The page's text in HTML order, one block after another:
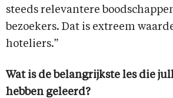
steeds relevantere
bezoekers. Dat is extreem
hoteliers.”
Wat is de belangrijkste les die
hebben geleerd?